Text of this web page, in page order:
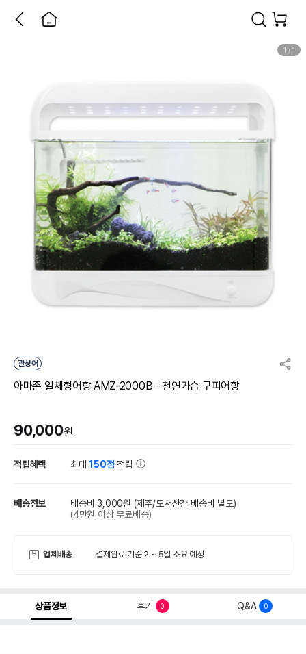
1 / 1
관상어
아마존 일체형어항 AMZ-2000B - 천연가습 구피어항
90,000원
적립혜택 최대150점 적립
배송정보 배송비 3,000원 (제주/도서산간 배송비 별도)
(4만원 이상 무료배송)
업체배송 결제완료 기준 2 ~ 5일 소요 예정
상품정보 후기 0 Q&A 0